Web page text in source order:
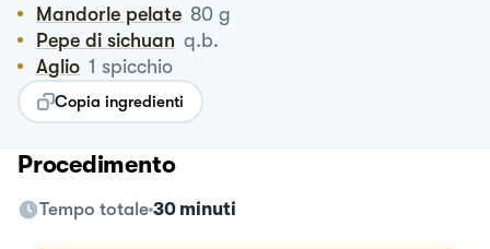
Mandorle pelate 80 g
Pepe di sichuan q.b.
Aglio 1 spicchio
Copia ingredienti
Procedimento
Tempo totale 30 minuti